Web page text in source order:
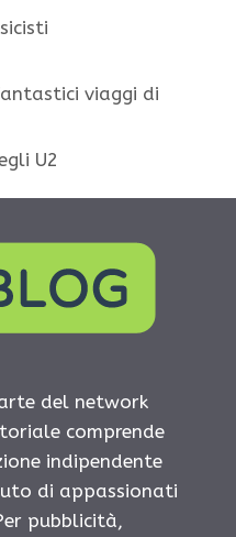
viaggi di
U2
del network
comprende
indipendente
di appassionati
pubblicità,